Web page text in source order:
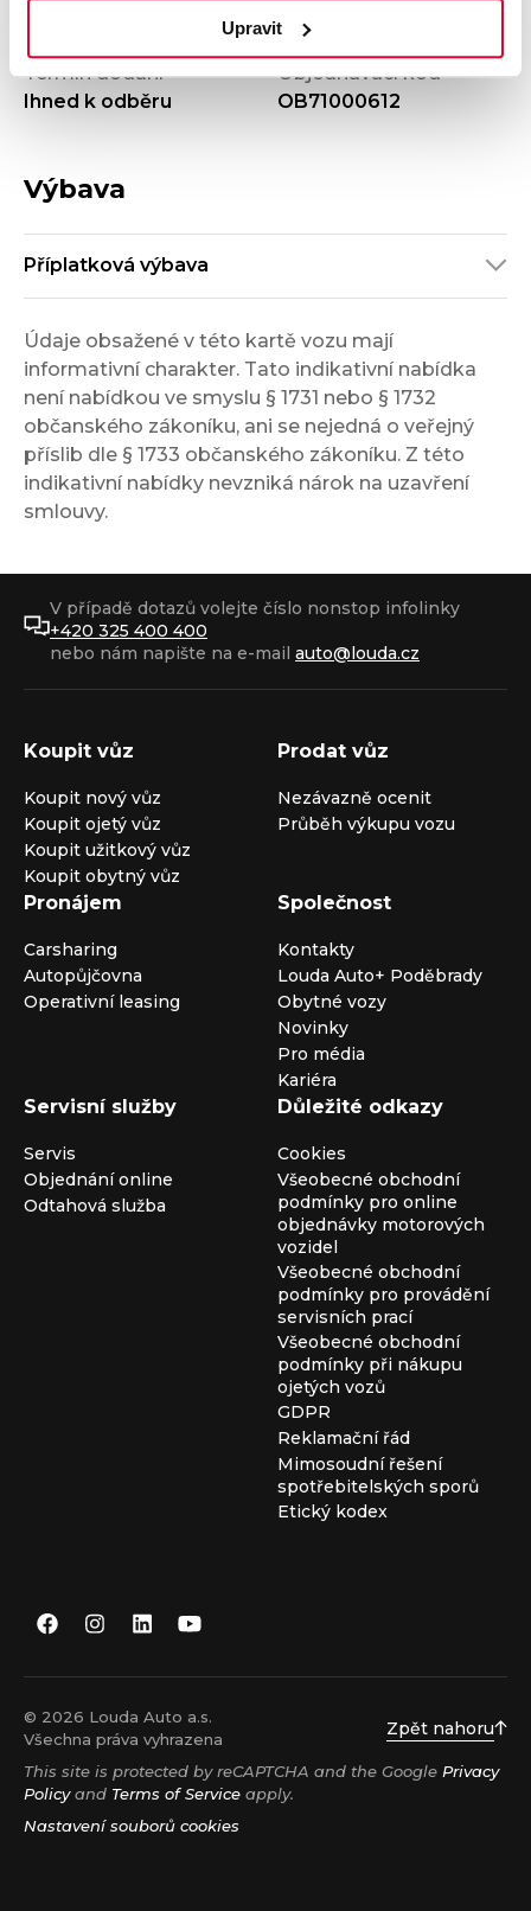
Upravit
S odpočtem DPH
Termín dodání
Ihned k odběru
Objednávací kód
OB71000612
Výbava
Příplatková výbava
Údaje obsažené v této kartě vozu mají
informativní charakter. Tato indikativní nabídka
není nabídkou ve smyslu § 1731 nebo § 1732
občanského zákoníku, ani se nejedná o veřejný
příslib dle § 1733 občanského zákoníku. Z této
indikativní nabídky nevzniká nárok na uzavření
smlouvy.
V případě dotazů volejte číslo nonstop infolinky
+420 325 400 400
nebo nám napište na e-mail auto@louda.cz
Koupit vůz
Koupit nový vůz
Koupit ojetý vůz
Koupit užitkový vůz
Koupit obytný vůz
Prodat vůz
Nezávazně ocenit
Průběh výkupu vozu
Pronájem
Carsharing
Autopůjčovna
Operativní leasing
Společnost
Kontakty
Louda Auto+ Poděbrady
Obytné vozy
Novinky
Pro média
Kariéra
Servisní služby
Servis
Objednání online
Odtahová služba
Důležité odkazy
Cookies
Všeobecné obchodní
podmínky pro online
objednávky motorových
vozidel
Všeobecné obchodní
podmínky pro provádění
servisních prací
Všeobecné obchodní
podmínky při nákupu
ojetých vozů
GDPR
Reklamační řád
Mimosoudní řešení
spotřebitelských sporů
Etický kodex
© 2026 Louda Auto a.s.
Všechna práva vyhrazena
Zpět nahoru
This site is protected by reCAPTCHA and the Google Privacy
Policyand Terms of Service apply.
Nastavení souborů cookies